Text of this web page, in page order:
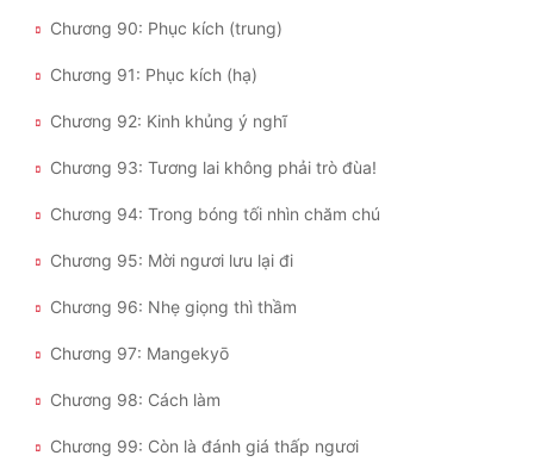
Chương 90: Phục kích (trung)
Chương 91: Phục kích (hạ)
Chương 92: Kinh khủng ý nghĩ
Chương 93: Tương lai không phải trò đùa!
Chương 94: Trong bóng tối nhìn chăm chú
Chương 95: Mời ngươi lưu lại đi
Chương 96: Nhẹ giọng thì thầm
Chương 97: Mangekyō
Chương 98: Cách làm
Chương 99: Còn là đánh giá thấp ngươi